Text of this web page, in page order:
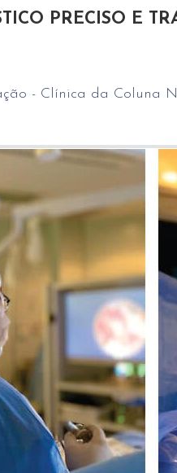
PRECISO E
- Clínica da Coluna